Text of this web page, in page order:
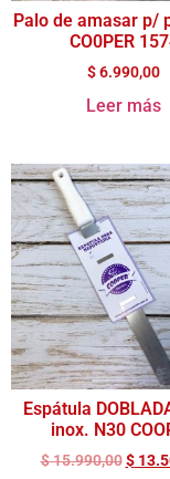
Palo de amasar p/
CO0PER
$6.990,00
Leer más
Espátula
inox. N30
$15.990,00 $